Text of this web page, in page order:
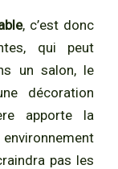
, c’est donc
qui peut
un salon, le
décoration
apporte la
pas les